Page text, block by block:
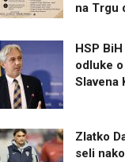
na Trgu
HSP
odluke
Slavena
Zlatko
seli